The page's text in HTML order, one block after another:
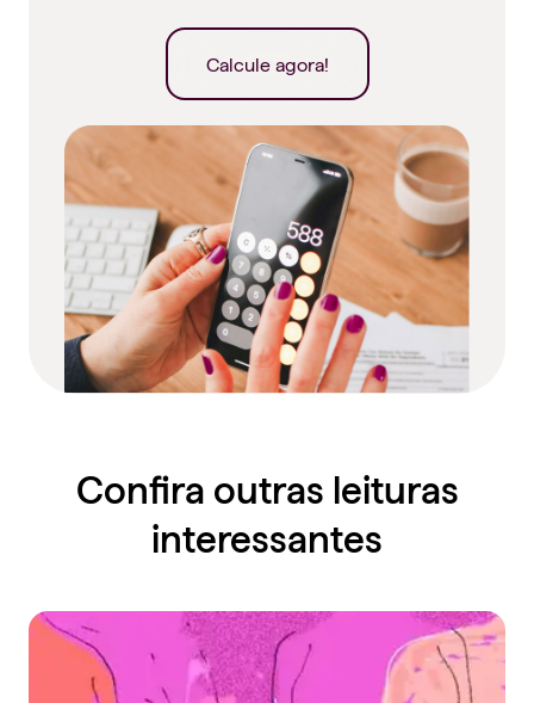
Calcule agora!
Confira outras leituras
interessantes